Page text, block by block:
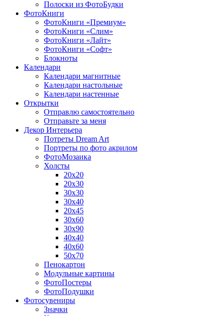
Полоски из ФотоБудки
ФотоКниги
ФотоКниги «Премиум»
ФотоКниги «Слим»
ФотоКниги «Лайт»
ФотоКниги «Софт»
Блокноты
Календари
Календари магнитные
Календари настольные
Календари настенные
Открытки
Отправлю самостоятельно
Отправьте за меня
Декор Интерьера
Потреты Dream Art
Портреты по фото акрилом
ФотоМозаика
Холсты
20х20
20х30
30х30
30х40
20х45
30х60
30х90
40х40
40х60
50х70
Пенокартон
Модульные картины
ФотоПостеры
ФотоПодушки
Фотоcувениры
Значки